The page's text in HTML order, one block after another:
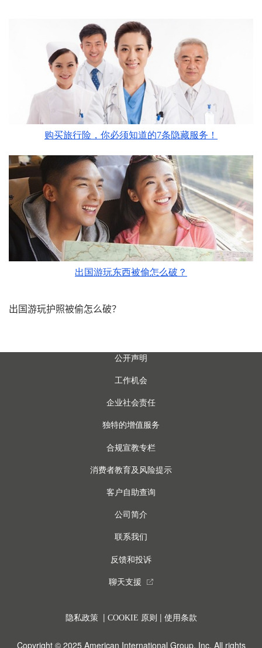
购买旅行险，你必须知道的7条隐藏服务！
出国游玩东西被偷怎么破？
出国游玩护照被偷怎么破？
公开声明
工作机会
企业社会责任
独特的增值服务
合规宣教专栏
消费者教育及风险提示
客户自助查询
公司简介
联系我们
反馈和投诉
聊天支援 external_link
隐私政策| COOKIE 原则 | 使用条款
Copyright © 2025 American International Group, Inc. All rights